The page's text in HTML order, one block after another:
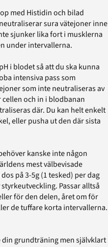
med Histidin och bilad
sura vätejoner inne
sjunker lika fort i musklerna
under intervallerna.
i blodet så att du ska kunna
intensiva pass som
som inte neutraliseras av
och in i blodbanan
där. Du kan helt enkelt
eller pusha ut den där sista
kanske inte någon
mest välbevisade
på 3-5g (1 tesked) per dag
Passar alltså
för den delen, året om för
de tuffare korta intervallerna.
grundträning men självklart